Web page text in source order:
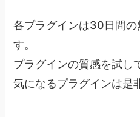
各プラグインは30日間の
す。
プラグインの質感を試し
気になるプラグインは是